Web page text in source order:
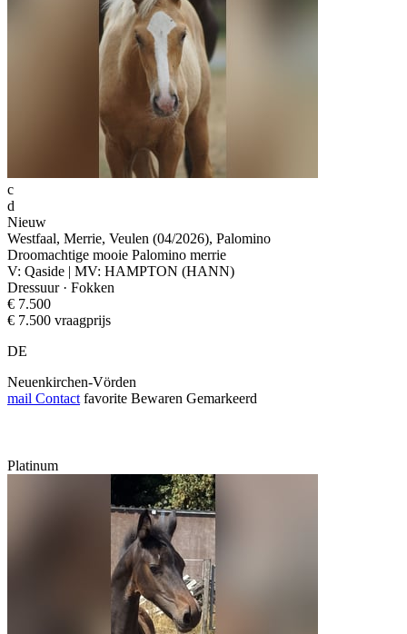
c
d
Nieuw
Westfaal, Merrie, Veulen (04/2026), Palomino
Droomachtige mooie Palomino merrie
V: Qaside | MV: HAMPTON (HANN)
Dressuur · Fokken
€ 7.500
€ 7.500 vraagprijs
DE
Neuenkirchen-Vörden
mail Contact favorite Bewaren Gemarkeerd
Platinum